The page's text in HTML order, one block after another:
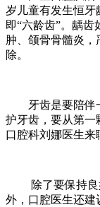
岁儿童有发生恒牙
即“六龄齿”。 龋齿
肿、颌骨骨髓炎，
除。
牙齿是要陪伴
护牙齿，要从第一
口腔科刘娜医生来
除了要保持良
外， 口腔医生还建